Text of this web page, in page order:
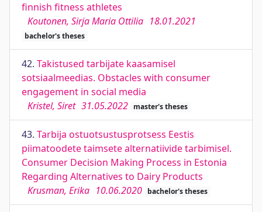
finnish fitness athletes
Koutonen, Sirja Maria Ottilia 18.01.2021
bachelor's theses
42. Takistused tarbijate kaasamisel
sotsiaalmeedias. Obstacles with consumer
engagement in social media
Kristel, Siret 31.05.2022 master's theses
43. Tarbija ostuotsustusprotsess Eestis
piimatoodete taimsete alternatiivide tarbimisel.
Consumer Decision Making Process in Estonia
Regarding Alternatives to Dairy Products
Krusman, Erika 10.06.2020 bachelor's theses